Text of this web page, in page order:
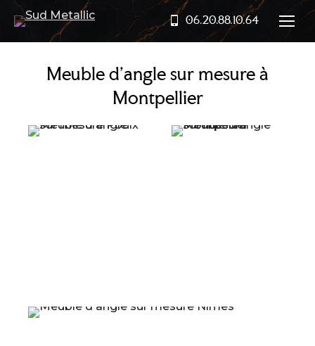
06.20.88.10.64
Meuble d’angle sur mesure à
Montpellier